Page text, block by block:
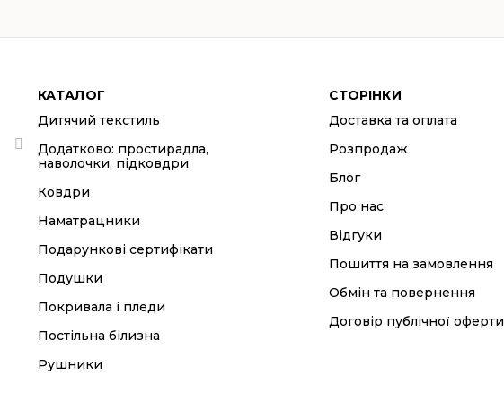
КАТАЛОГ
Дитячий текстиль
Додатково: простирадла,
наволочки, підковдри
Ковдри
Наматрацники
Подарункові сертифікати
Подушки
Покривала і пледи
Постільна білизна
Рушники
СТОРІНКИ
Доставка та оплата
Розпродаж
Блог
Про нас
Відгуки
Пошиття на замовлення
Обмін та повернення
Договір публічної оферти